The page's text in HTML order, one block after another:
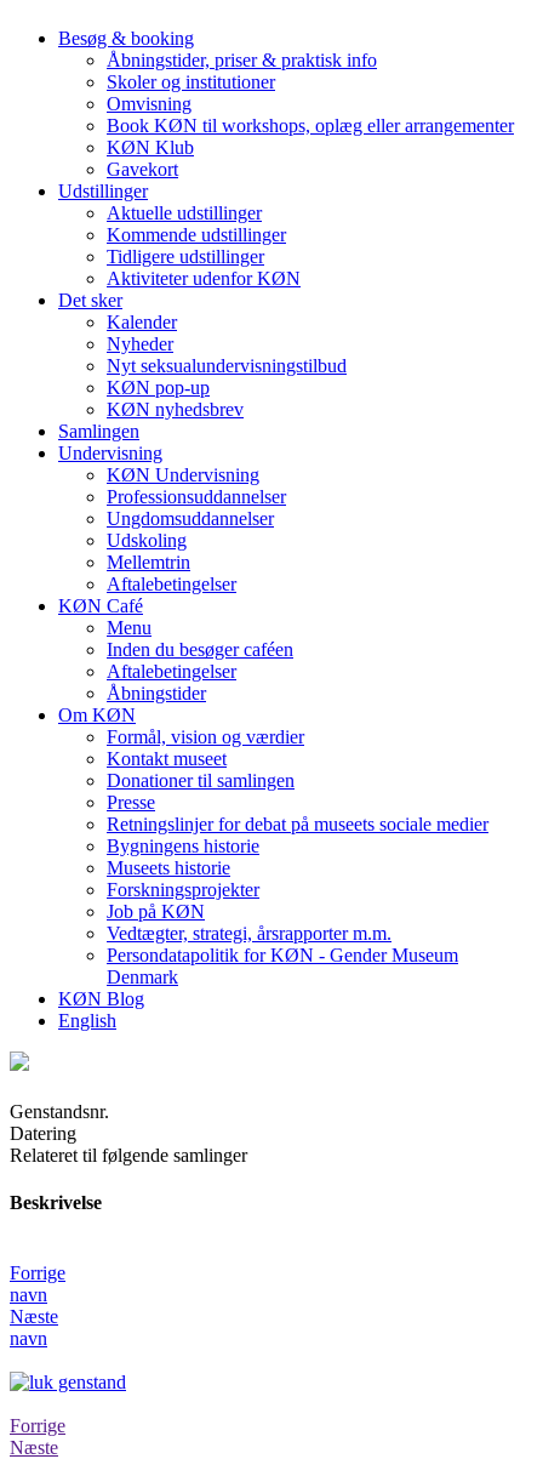
Besøg & booking
Åbningstider, priser & praktisk info
Skoler og institutioner
Omvisning
Book KØN til workshops, oplæg eller arrangementer
KØN Klub
Gavekort
Udstillinger
Aktuelle udstillinger
Kommende udstillinger
Tidligere udstillinger
Aktiviteter udenfor KØN
Det sker
Kalender
Nyheder
Nyt seksualundervisningstilbud
KØN pop-up
KØN nyhedsbrev
Samlingen
Undervisning
KØN Undervisning
Professionsuddannelser
Ungdomsuddannelser
Udskoling
Mellemtrin
Aftalebetingelser
KØN Café
Menu
Inden du besøger caféen
Aftalebetingelser
Åbningstider
Om KØN
Formål, vision og værdier
Kontakt museet
Donationer til samlingen
Presse
Retningslinjer for debat på museets sociale medier
Bygningens historie
Museets historie
Forskningsprojekter
Job på KØN
Vedtægter, strategi, årsrapporter m.m.
Persondatapolitik for KØN - Gender Museum
Denmark
KØN Blog
English
Genstandsnr.
Datering
Relateret til følgende samlinger
Beskrivelse
Forrige
navn
Næste
navn
Forrige
Næste